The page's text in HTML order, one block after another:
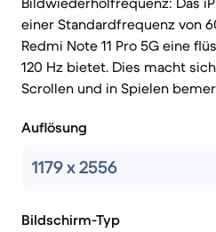
einer Standardfrequenz von
Redmi Note 11 Pro 5G eine
120 Hz bietet. Dies macht
Scrollen und in Spielen
Auflösung
1179 x 2556
Bildschirm-Typ